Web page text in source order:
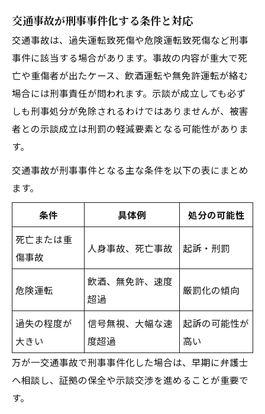
交通事故が刑事事件化する条件と対応
交通事故は、過失運転致死傷や危険運転致死傷など刑事
事件に該当する場合があります。事故の内容が重大で死
亡や重傷者が出たケース、飲酒運転や無免許運転が絡む
場合には刑事責任が問われます。示談が成立しても必ず
しも刑事処分が免除されるわけではありませんが、被害
者との示談成立は刑罰の軽減要素となる可能性がありま
す。
交通事故が刑事事件となる主な条件を以下の表にまとめ
ます。
条件 具体例
処分の可能性
死亡または重
傷事故
人身事故、死亡事故 起訴・刑罰
危険運転
飲酒、無免許、速度
超過
厳罰化の傾向
過失の程度が
大きい
信号無視、大幅な速
度超過
起訴の可能性が
高い
万が一交通事故で刑事事件化した場合は、早期に弁護士
へ相談し、証拠の保全や示談交渉を進めることが重要で
す。